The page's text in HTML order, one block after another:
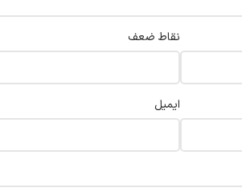
نقاط ضعف
ایمیل